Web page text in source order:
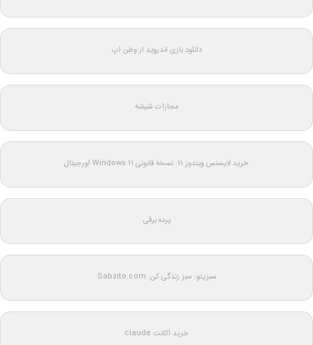
دانلود بازی اندروید از وطن اپ
مجازات شیشه
خرید لایسنس ویندوز 11: نسخه قانونی Windows 11 اورجینال
پرده برقی
سبزیتو: سبز زندگی کن: Sabzito.com
خرید اکانت claude